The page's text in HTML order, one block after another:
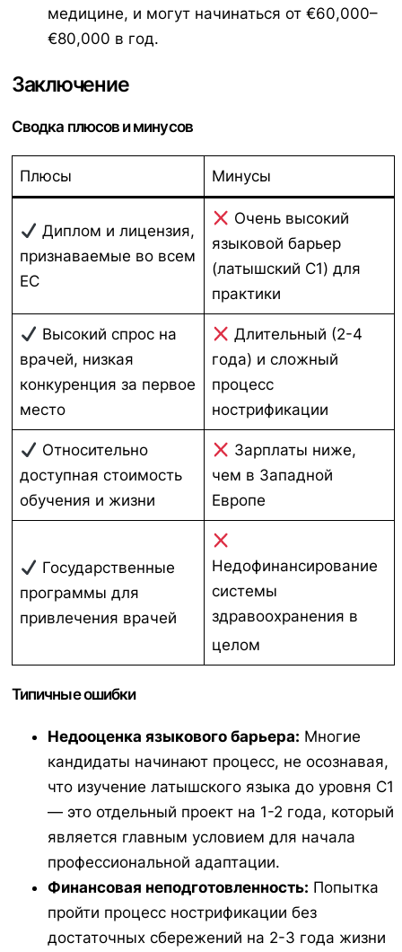
медицине, и могут начинаться от €60,000–
€80,000 в год.
Заключение
Сводка плюсов и минусов
Плюсы Минусы
Диплом и лицензия,
признаваемые во всем
ЕС
Очень высокий
языковой барьер
(латышский C1) для
практики
Высокий спрос на
врачей, низкая
конкуренция за первое
место
Длительный (2-4
года) и сложный
процесс
нострификации
Относительно
доступная стоимость
обучения и жизни
Зарплаты ниже,
чем в Западной
Европе
Государственные
программы для
привлечения врачей
Недофинансирование
системы
здравоохранения в
целом
Типичные ошибки
Недооценка языкового барьера: Многие
кандидаты начинают процесс, не осознавая,
что изучение латышского языка до уровня C1
— это отдельный проект на 1-2 года, который
является главным условием для начала
профессиональной адаптации.
Финансовая неподготовленность: Попытка
пройти процесс нострификации без
достаточных сбережений на 2-3 года жизни